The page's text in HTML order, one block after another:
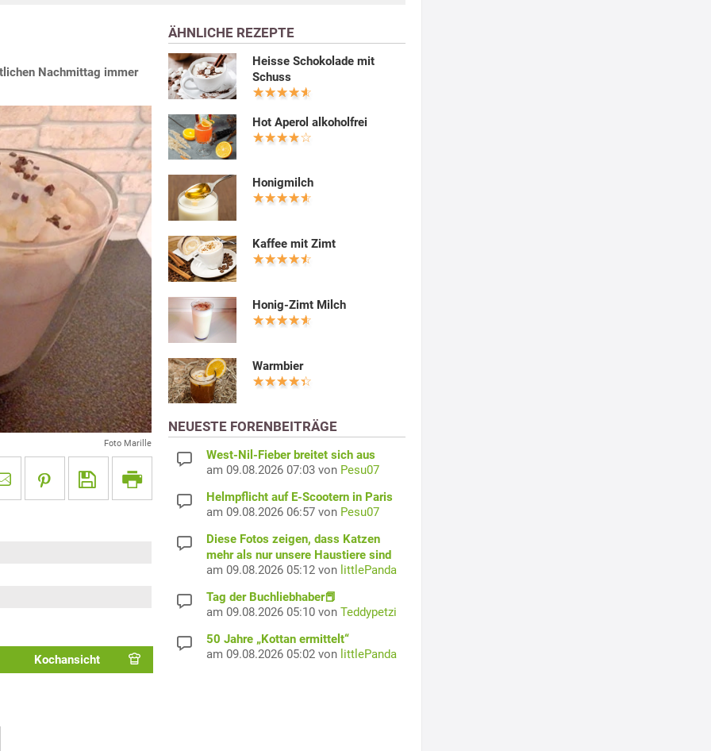
Nachmittag immer
Foto Marille
Kochansicht
ÄHNLICHE REZEPTE
Heisse Schokolade mit
Schuss
Hot Aperol alkoholfrei
Honigmilch
Kaffee mit Zimt
Honig-Zimt Milch
Warmbier
NEUESTE FORENBEITRÄGE
West-Nil-Fieber breitet sich aus
am 09.08.2026 07:03 von Pesu07
Helmpflicht auf E-Scootern in Paris
am 09.08.2026 06:57 von Pesu07
Diese Fotos zeigen, dass Katzen
mehr als nur unsere Haustiere sind
am 09.08.2026 05:12 von littlePanda
Tag der Buchliebhaber📕
am 09.08.2026 05:10 von Teddypetzi
50 Jahre „Kottan ermittelt“
am 09.08.2026 05:02 von littlePanda